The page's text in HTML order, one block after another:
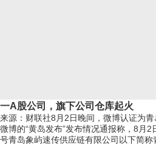
一A股公司，旗下公司仓库起火
来源：财联社8月2日晚间，微博认证为
微博的“黄岛发布”发布情况通报称，8月
号青岛象屿速传供应链有限公司以下简